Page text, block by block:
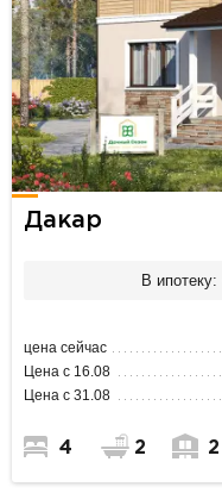
Дакар
В ипотеку:
цена сейчас
Цена с 16.08
Цена с 31.08
4 2 2